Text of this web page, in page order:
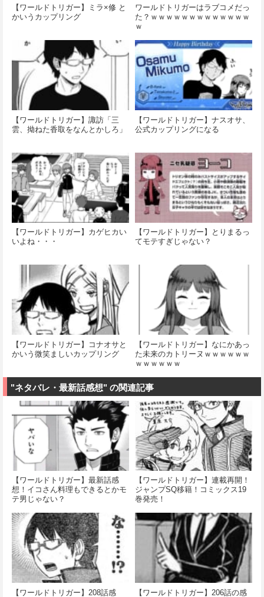
【ワールドトリガー】ミラ×修 と
かいうカップリング
ワールドトリガーはラブコメだっ
た？ｗｗｗｗｗｗｗｗｗｗｗｗｗ
ｗ
【ワールドトリガー】諏訪「三
雲、拗ねた香取をなんとかしろ」
【ワールドトリガー】ナスオサ、
公式カップリングになる
【ワールドトリガー】カゲヒカい
いよね・・・
【ワールドトリガー】とりまるっ
てモテすぎじゃない？
【ワールドトリガー】コナオサと
かいう微笑ましいカップリング
【ワールドトリガー】なにかあっ
た未来のカトリーヌｗｗｗｗｗｗ
ｗｗｗｗｗｗ
"ネタバレ・最新話感想" の関連記事
【ワールドトリガー】最新話感
想！イコさん料理もできるとかモ
テ男じゃない？
【ワールドトリガー】連載再開！
ジャンプSQ移籍！コミックス19
巻発売！
【ワールドトリガー】208話感 【ワールドトリガー】206話の感